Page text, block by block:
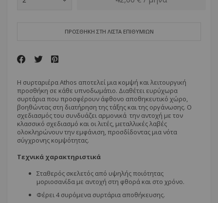
ΠΡΟΣΘΗΚΗ ΣΤΗ ΛΙΣΤΑ ΕΠΙΘΥΜΙΩΝ
Η συρταριέρα Athos αποτελεί μια κομψή και λειτουργική
προσθήκη σε κάθε υπνοδωμάτιο. Διαθέτει ευρύχωρα
συρτάρια που προσφέρουν άφθονο αποθηκευτικό χώρο,
βοηθώντας στη διατήρηση της τάξης και της οργάνωσης. Ο
σχεδιασμός του συνδυάζει αρμονικά την αντοχή με τον
κλασσικό σχεδιασμό και οι λιτές, μεταλλικές λαβές
ολοκληρώνουν την εμφάνιση, προσδίδοντας μια νότα
σύγχρονης κομψότητας.
Τεχνικά χαρακτηριστικά
Σταθερός σκελετός από υψηλής ποιότητας
μοριοσανίδα με αντοχή στη φθορά και στο χρόνο.
Φέρει 4 συρόμενα συρτάρια αποθήκευσης.